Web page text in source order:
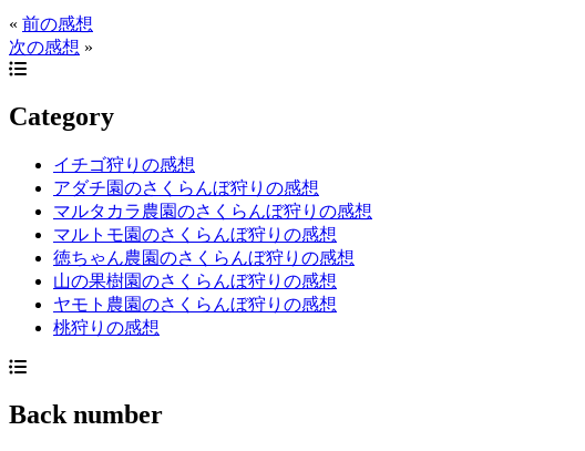
« 前の感想
次の感想 »
Category
イチゴ狩りの感想
アダチ園のさくらんぼ狩りの感想
マルタカラ農園のさくらんぼ狩りの感想
マルトモ園のさくらんぼ狩りの感想
徳ちゃん農園のさくらんぼ狩りの感想
山の果樹園のさくらんぼ狩りの感想
ヤモト農園のさくらんぼ狩りの感想
桃狩りの感想
Back number